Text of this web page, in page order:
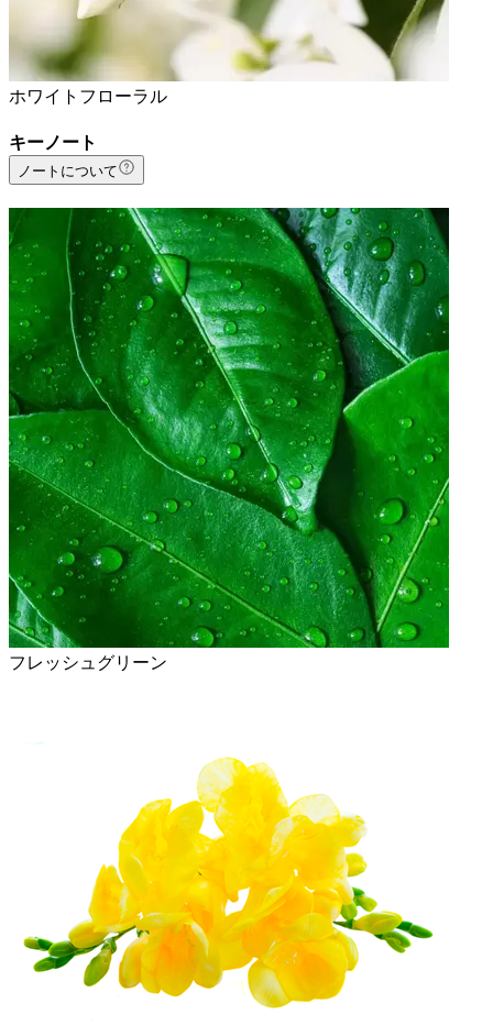
ホワイトフローラル
キーノート
ノートについて
フレッシュグリーン